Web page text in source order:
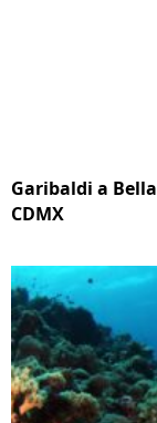
Garibaldi a
CDMX